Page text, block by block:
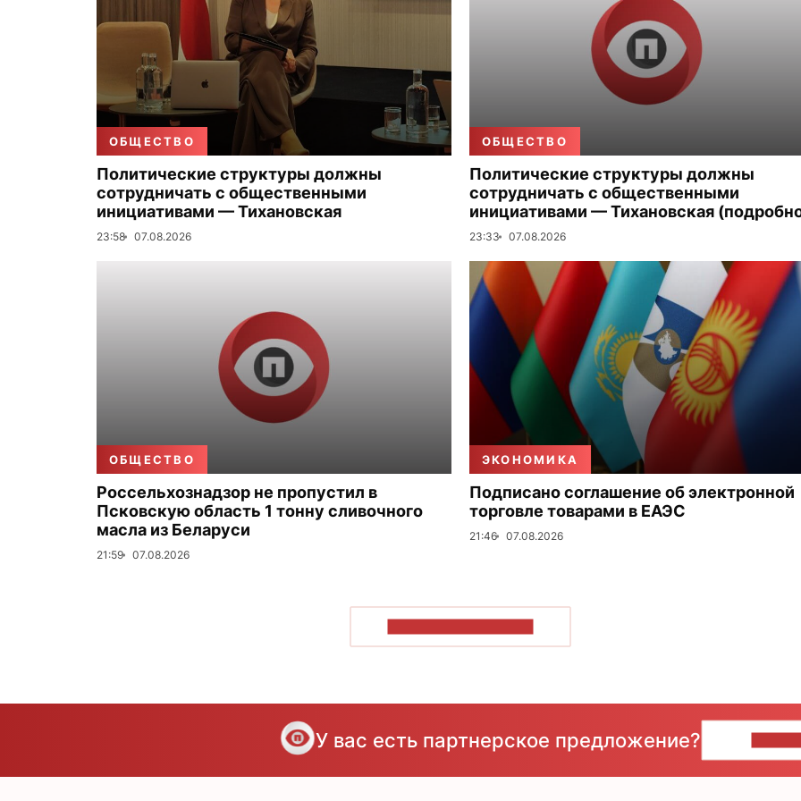
ОБЩЕСТВО
Политические структуры должны
сотрудничать с общественными
инициативами — Тихановская
23:58 07.08.2026
ОБЩЕСТВО
Политические структуры должны
сотрудничать с общественными
инициативами — Тихановская
23:33 07.08.2026
ОБЩЕСТВО
Россельхознадзор не пропустил в
Псковскую область 1 тонну сливочного
масла из Беларуси
21:59 07.08.2026
ЭКОНОМИКА
Подписано соглашение об электронной
торговле товарами в ЕАЭС
21:46 07.08.2026
У вас есть партнерское предложение?